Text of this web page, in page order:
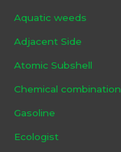
Aquatic weeds
Adjacent Side
Atomic Subshell
Chemical combination
Gasoline
Ecologist